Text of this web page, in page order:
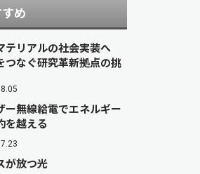
め
テリアルの社会実装へ
つなぐ研究革新拠点の挑
ー無線給電でエネルギー
を越える
が放つ光